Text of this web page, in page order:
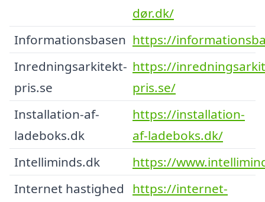
dør.dk/
Informationsbasen https://
Inredningsarkitekt-
pris.se
https://
pris.se/
Installation-af-
ladeboks.dk
https://installation-
af-ladeboks.dk/
Intelliminds.dk
https://
Internet hastighed
https://internet-